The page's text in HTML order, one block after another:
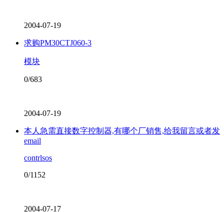
2004-07-19
求购PM30CTJ060-3
模块
0/683
2004-07-19
本人急需直接数字控制器,有哪个厂销售,给我留言或者发
email
contrlsos
0/1152
2004-07-17